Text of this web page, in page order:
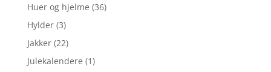
Huer og hjelme (36)
Hylder (3)
Jakker (22)
Julekalendere (1)